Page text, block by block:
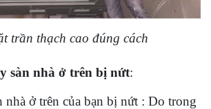
trần thạch cao đúng cách
sàn nhà ở trên bị nứt:
nhà ở trên của bạn bị nứt : Do trong